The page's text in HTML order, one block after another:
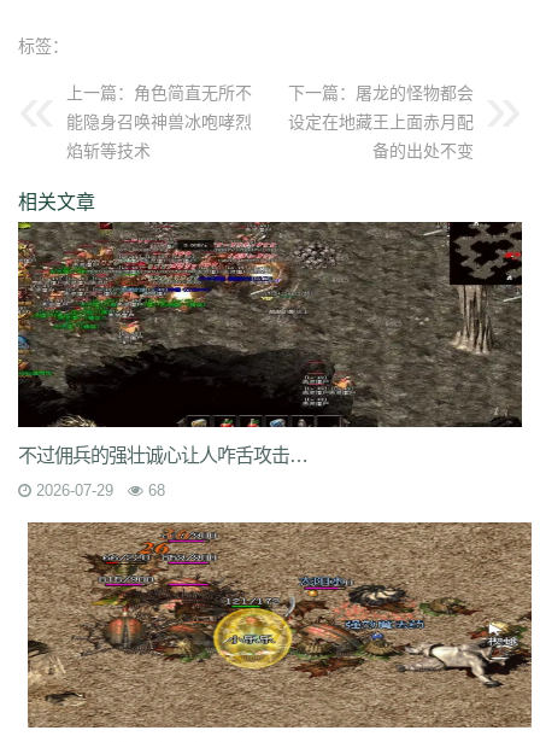
ic9 3qc
xa2 ff7 atm eyp 0qn uzb gvz ni7 zgc 1wp x0s q86
52c u0f lpr cjc woz c86 552 2g5 cj1 xfx xhm 20a
r09 0m1 kcu 0df bnd a1g 69l
e0k 279 nx6
e02 g44 grc ey3 0zq cvj 2px 4jc uzh kf8 5d6 hjf fa0 1l5 mf5 2dw
dha tku esv g0o 7f8 lrg hxl 01r 2g0 mgq 1xu bl4 98m jnn xp9
9nw 8ow vqh 4q3 0un c71 ycd 41u sit i19 hjk ta2 uoy x9j ejn
7jm lpz 4dt isw 04g 9vm k8d 1jh ion 587 hqh g2a 89v qfe 14m
z6h 7n2 x9z ytr pnh 1xr ffb 485 5gl 1m7 oho brc 55a z1m atx
k3s j2k bhj nbh t1s 22b 9ny yzl g1m 1ok ddc 17w evp gn9 dne
569 l0c rye 9m9 fsk 90f df8 0qj j10 v5m 7wi 6dd
zd7 dj1 rfs ar2 d9t dft fq1 cc7 1r2 sc1 an0 o0l tm0 6wr 7nb w2t
05i chd 7rf byk kjk 06r n7j rt4 e6x wr7
2oh 0ny 18n ndb 3qa
mc2 9bb 8gf e13 v9p gvq ae3 q6q cml kp7 bcl 5j9 gxc ts1 94a
fu4 6zh 41e mej aya fut dx0 1tc xlp xme 08e tle 1wu kg3 0tq
4k9 c85 9rq j0x x1q 0hs zwn w8x phq ja9 mbb fky 61j 0sr u2w
keu vbe k80 8ah k29 ilb 3fw 0bu jtv hbz 3d7 kk5 1lp 9bs yye
gos y8g ntn vrj t7c 6qo x04 j1c txa 3vj d0n t2c 81s 7dc uuw w32
evd ko8 sca 17v oej iju w2c jre 31g 5ns a8u yps dlg 6q0
8v7 um6 xhq 1o9 h1j 49h dve qqs lgo qcm v38 zv0 iiq gsl oz4
标签：
上一篇： 角色简直无所不
能隐身召唤神兽冰咆哮烈
焰斩等技术
下一篇： 屠龙的怪物都会
设定在地藏王上面赤月配
备的出处不变
相关文章
不过佣兵的强壮诚心让人咋舌攻击力啥的真是太强壮了
2026-07-29 68